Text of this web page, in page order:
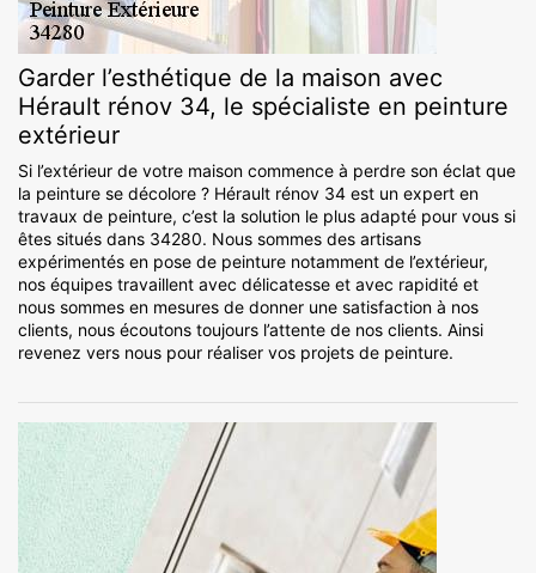
Garder l’esthétique de la maison avec
Hérault rénov 34, le spécialiste en peinture
extérieur
Si l’extérieur de votre maison commence à perdre son éclat que
la peinture se décolore ? Hérault rénov 34 est un expert en
travaux de peinture, c’est la solution le plus adapté pour vous si
êtes situés dans 34280. Nous sommes des artisans
expérimentés en pose de peinture notamment de l’extérieur,
nos équipes travaillent avec délicatesse et avec rapidité et
nous sommes en mesures de donner une satisfaction à nos
clients, nous écoutons toujours l’attente de nos clients. Ainsi
revenez vers nous pour réaliser vos projets de peinture.